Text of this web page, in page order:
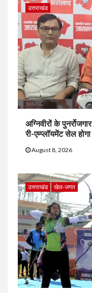
उत्तराखंड
अग्निवीरों के
री-एम्प्लॉयमेंट सेल
August 8, 2026
उत्तराखंड खेल-जगत